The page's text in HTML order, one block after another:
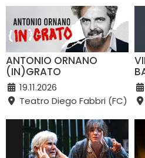
ANTONIO ORNANO
(IN)GRATO
19.11.2026
Teatro Diego Fabbri (FC)